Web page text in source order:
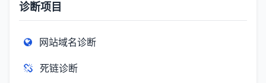
诊断项目
网站域名诊断
死链诊断